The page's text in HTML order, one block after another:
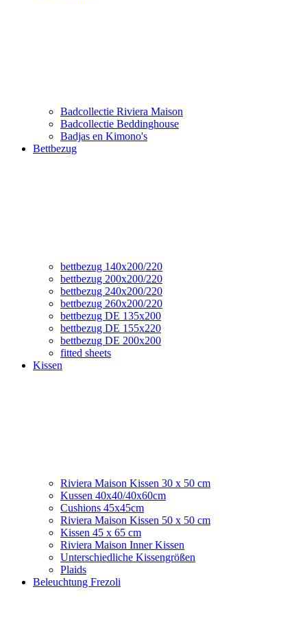
Badcollectie Riviera Maison
Badcollectie Beddinghouse
Badjas en Kimono's
Bettbezug
bettbezug 140x200/220
bettbezug 200x200/220
bettbezug 240x200/220
bettbezug 260x200/220
bettbezug DE 135x200
bettbezug DE 155x220
bettbezug DE 200x200
fitted sheets
Kissen
Riviera Maison Kissen 30 x 50 cm
Kussen 40x40/40x60cm
Cushions 45x45cm
Riviera Maison Kissen 50 x 50 cm
Kissen 45 x 65 cm
Riviera Maison Inner Kissen
Unterschiedliche Kissengrößen
Plaids
Beleuchtung Frezoli